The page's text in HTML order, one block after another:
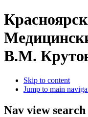
В.М.
Skip to content
Jump to main
Nav view search